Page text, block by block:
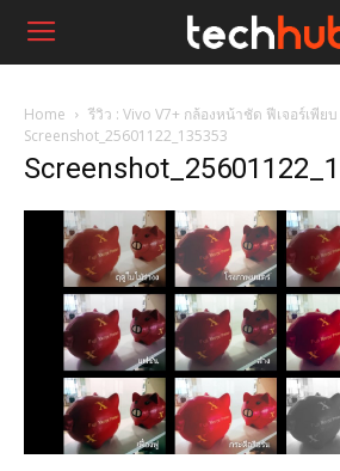
Home
รีวิว : Vivo V7+ กล้องหน้าชัด ฟีเจอร์เพีย
Screenshot_25601122_135353